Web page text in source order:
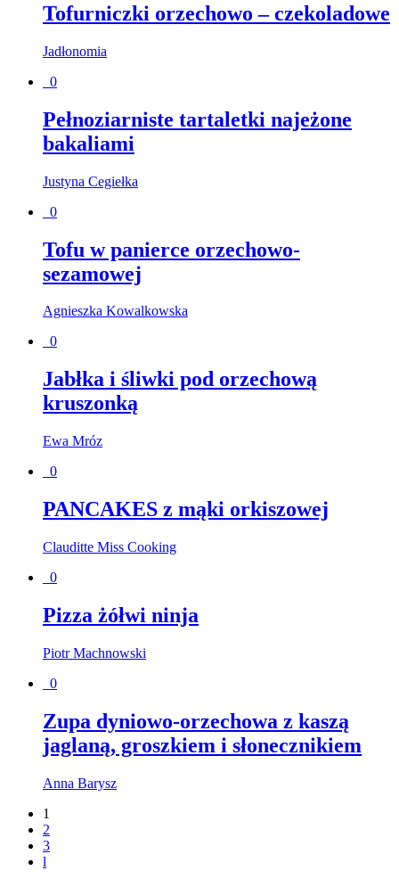
Tofurniczki orzechowo – czekoladowe
Jadłonomia
0
Pełnoziarniste tartaletki najeżone
bakaliami
Justyna Cegiełka
0
Tofu w panierce orzechowo-
sezamowej
Agnieszka Kowalkowska
0
Jabłka i śliwki pod orzechową
kruszonką
Ewa Mróz
0
PANCAKES z mąki orkiszowej
Clauditte Miss Cooking
0
Pizza żółwi ninja
Piotr Machnowski
0
Zupa dyniowo-orzechowa z kaszą
jaglaną, groszkiem i słonecznikiem
Anna Barysz
1
2
3
l